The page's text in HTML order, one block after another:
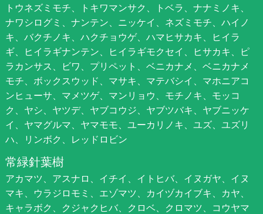
トウネズミモチ、トキワマンサク、トベラ、ナナミノキ、
ナワシログミ、ナンテン、ニッケイ、ネズミモチ、ハイノ
キ、バクチノキ、ハクチョウゲ、ハマヒサカキ、ヒイラ
ギ、ヒイラギナンテン、ヒイラギモクセイ、ヒサカキ、ピ
ラカンサス、ビワ、プリペット、ベニカナメ、ベニカナメ
モチ、ボックスウッド、マサキ、マテバシイ、マホニアコ
ンヒューサ、マメツゲ、マンリョウ、モチノキ、モッコ
ク、ヤシ、ヤツデ、ヤブコウジ、ヤブツバキ、ヤブニッケ
イ、ヤマグルマ、ヤマモモ、ユーカリノキ、ユズ、ユズリ
ハ、リンボク、レッドロビン
常緑針葉樹
アカマツ、アスナロ、イチイ、イトヒバ、イヌガヤ、イヌ
マキ、ウラジロモミ、エゾマツ、カイヅカイブキ、カヤ、
キャラボク、クジャクヒバ、クロベ、クロマツ、コウヤマ